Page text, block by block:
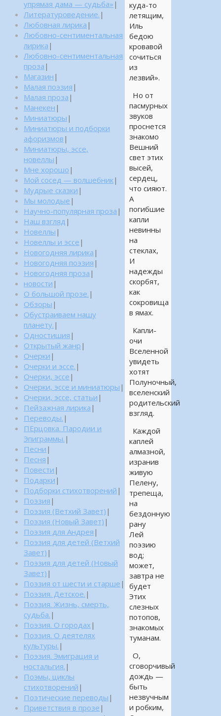
куда-то
летящим,
Иль
бедою
кровавой
сочиться
из
лезвий».
Но от
пасмурных
звуков
проснется
знакомо
Вешний
свет этих
высей,
сердец,
что сияют.
А
погибшие
капли
невинны
на
стеклах,
И
надежды
скорбят,
как
сокровища
в ямах.
Капли-
очи
Вселенной
увидеть
хотят
Полуночный,
вселенский
родительский
взгляд.
Каждой
каплей
алмазной,
изранив
живую
Пелену,
трепеща,
на
бездонную
рану
Лей
поэзию
вод;
может,
завтра не
будет
Этих
слезных
потопов,
знакомых
туманам.
О,
сговорчивый
дождь —
быть
незвучным
и робким,
упрямая дама — судьба» |
Литературоведение. |
Любовная лирика |
Любовно-сентиментальная
лирика |
Любовно-сентиментальная
проза |
Магазин |
Малая поэзия |
Малая проза |
Манекен |
Миниатюры |
Миниатюры и подборки
афоризмов |
Миниатюры, эссе,
новеллы |
Мне хорошо |
Мой сосед — волшебник|
Мудрые сказки |
Мы молодые |
Научно-популярная проза |
Наш взгляд |
Новеллы |
Новеллы и эссе |
Новогодняя лирика |
Новогодняя поэзия |
Новогодняя проза |
новости |
О большой прозе. |
Обзоры |
Обустраиваем нашу
планету. |
Одностишия |
Открытый жанр |
Очерки |
Очерки и эссе. |
Очерки, эссе |
Очерки, эссе и миниатюры |
Очерки, эссе, статьи |
Пейзажная лирика |
Переводы. |
ПЕрцовка. Пародии и
Эпиграммы. |
Песни |
Песня |
Повести |
Подарки |
Подборки стихотворений |
Поэзия |
Поэзия (Ветхий Завет) |
Поэзия (Новый Завет) |
Поэзия для Андрея |
Поэзия для детей (Ветхий
Завет) |
Поэзия для детей (Новый
Завет) |
Поэзия от шести и старше |
Поэзия. Детское. |
Поэзия. Жизнь, смерть,
судьба. |
Поэзия. О городах |
Поэзия. О деятелях
культуры. |
Поэзия. Эмиграция и
ностальгия. |
Поэмы, циклы
стихотворений |
Поэтические переводы |
Приветствия в прозе |